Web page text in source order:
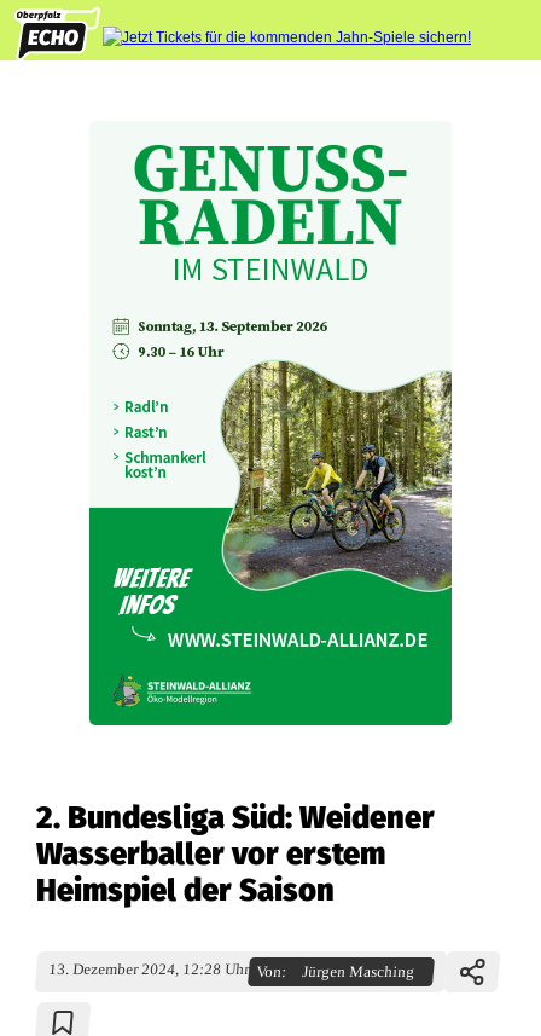
2. Bundesliga Süd: Weidener
Wasserballer vor erstem
Heimspiel der Saison
13. Dezember 2024, 12:28 Uhr Von: Jürgen Masching